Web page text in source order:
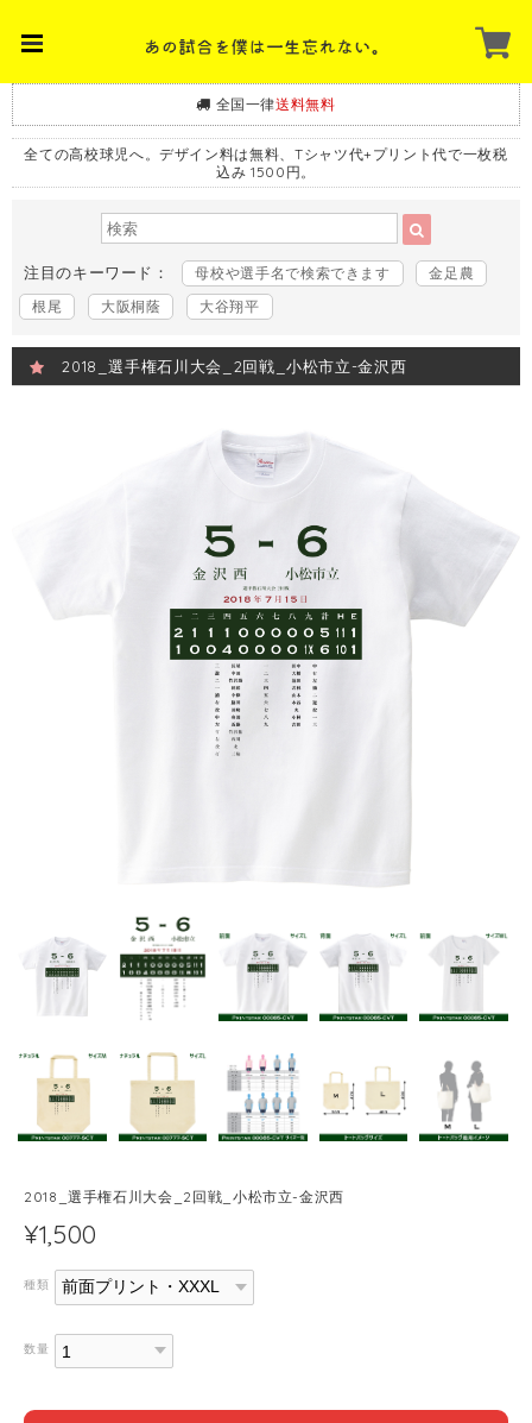
全国一律送料無料
全ての高校球児へ。デザイン料は無料、Tシャツ代+プリント代で一枚税
込み 1500円。
注目のキーワード： 母校や選手名で検索できます
金足農
根尾
大阪桐蔭 大谷翔平
2018_選手権石川大会_2回戦_小松市立-金沢西
2018_選手権石川大会_2回戦_小松市立-金沢西
¥1,500
種類
数量